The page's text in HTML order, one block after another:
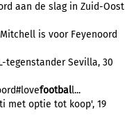
aan de slag in Zuid-Oost
is voor Feyenoord
tegenstander Sevilla, 30
football...
met optie tot koop', 19